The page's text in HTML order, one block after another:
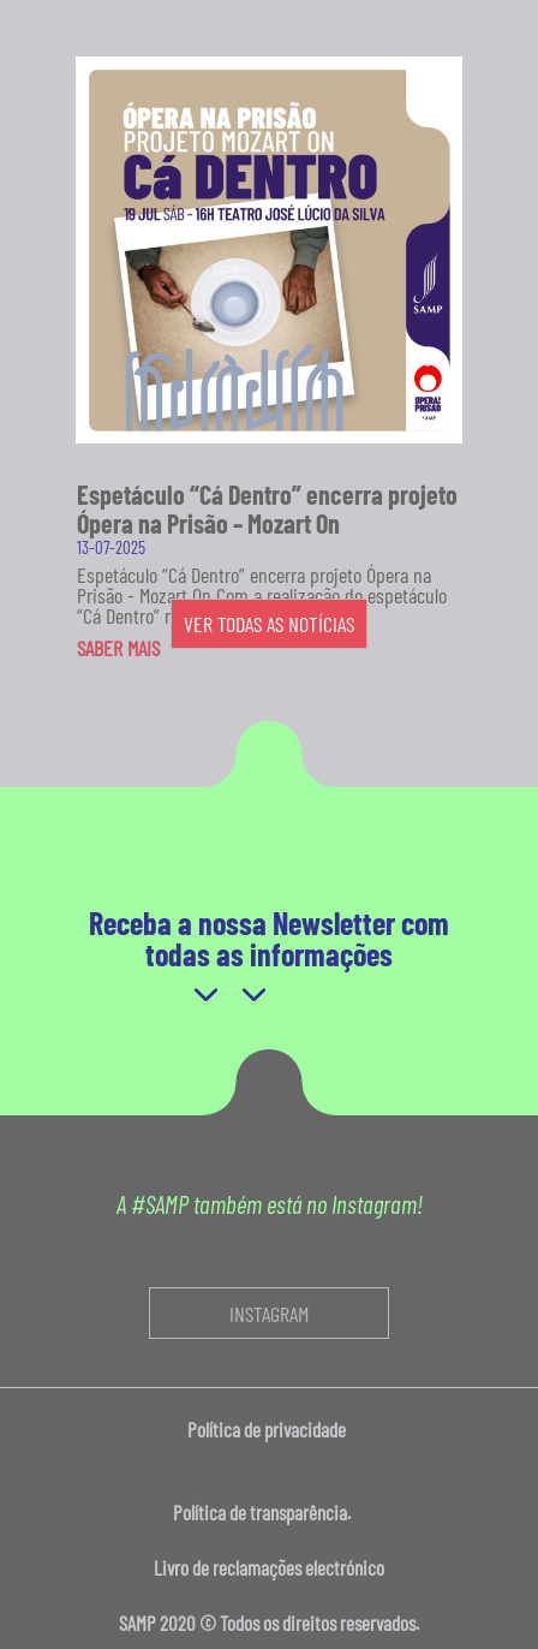
Espetáculo “Cá Dentro” encerra projeto
Ópera na Prisão – Mozart On
13-07-2025
Espetáculo “Cá Dentro” encerra projeto Ópera na
Prisão - Mozart On Com a realização do espetáculo
“Cá Dentro” no...
SABER MAIS
VER TODAS AS NOTÍCIAS
Receba a nossa Newsletter com
todas as informações
A #SAMP também está no Instagram!
INSTAGRAM
Política de privacidade
Política de transparência.
Livro de reclamações electrónico
SAMP 2020 © Todos os direitos reservados.